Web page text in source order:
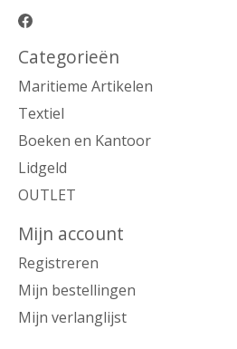
Categorieën
Maritieme Artikelen
Textiel
Boeken en Kantoor
Lidgeld
OUTLET
Mijn account
Registreren
Mijn bestellingen
Mijn verlanglijst